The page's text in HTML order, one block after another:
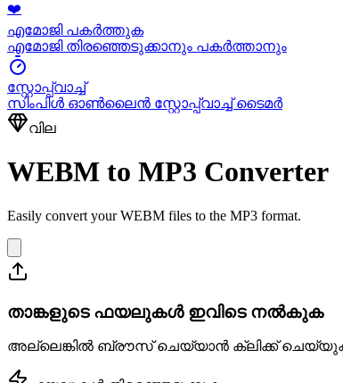
❤️
എമോജി പകർത്തുക
എമോജി തിരഞ്ഞെടുക്കാനും പകർത്താനും
സ്റ്റോപ്പ്വാച്ച്
സിംപിൾ ഓൺലൈൻ സ്റ്റോപ്പ്വാച്ച് ടൈമർ
വില
WEBM to MP3 Converter
Easily convert your WEBM files to the MP3 format.
താങ്കളുടെ ഫയലുകൾ ഇവിടെ നൽകുക
അല്ലെങ്കിൽ ബ്രൗസ് ചെയ്യാൻ ക്ലിക്ക് ചെയ്യുക